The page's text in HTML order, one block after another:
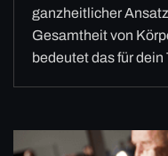
ganzheitlicher
Gesamtheit von
bedeutet das für dein